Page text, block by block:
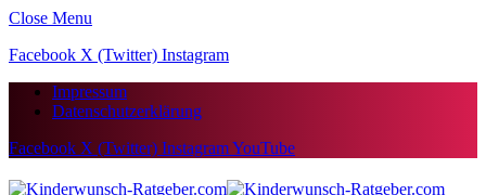
Close Menu
Facebook X (Twitter) Instagram
Impressum
Datenschutzerklärung
Facebook X (Twitter) InstagramYouTube